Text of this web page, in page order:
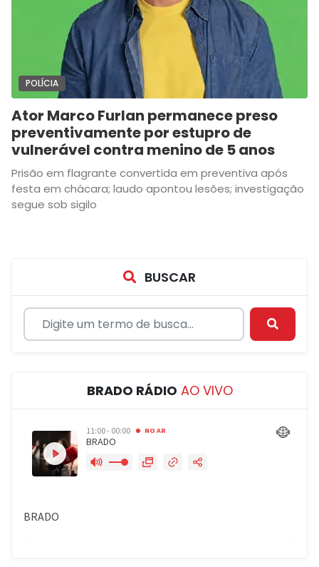
POLÍCIA
Ator Marco Furlan permanece preso
preventivamente por estupro de
vulnerável contra menino de 5 anos
Prisão em flagrante convertida em preventiva após
festa em chácara; laudo apontou lesões; investigação
segue sob sigilo
BUSCAR
BRADO RÁDIO AO VIVO